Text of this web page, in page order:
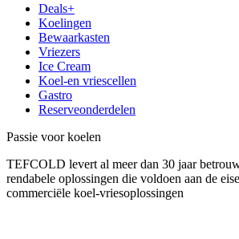
Deals+
Koelingen
Bewaarkasten
Vriezers
Ice Cream
Koel-en vriescellen
Gastro
Reserveonderdelen
Passie voor koelen
TEFCOLD levert al meer dan 30 jaar
rendabele oplossingen die voldoen aan de
commerciële koel-vriesoplossingen